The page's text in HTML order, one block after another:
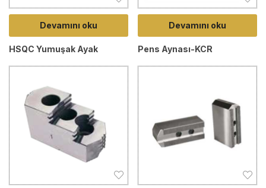
Devamını oku
HSQC Yumuşak Ayak
Devamını oku
Pens Aynası-KCR